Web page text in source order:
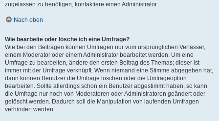
zugelassen zu benötigen, kontaktiere einen Administrator.
Nach oben
Wie bearbeite oder lösche ich eine Umfrage?
Wie bei den Beiträgen können Umfragen nur vom ursprünglichen Verfasser,
einem Moderator oder einem Administrator bearbeitet werden. Um eine
Umfrage zu bearbeiten, ändere den ersten Beitrag des Themas; dieser ist
immer mit der Umfrage verknüpft. Wenn niemand eine Stimme abgegeben hat,
dann können Benutzer die Umfrage löschen oder die Umfrageoption
bearbeiten. Sollte allerdings schon ein Benutzer abgestimmt haben, so kann
die Umfrage nur noch von Moderatoren oder Administratoren geändert oder
gelöscht werden. Dadurch soll die Manipulation von laufenden Umfragen
verhindert werden.